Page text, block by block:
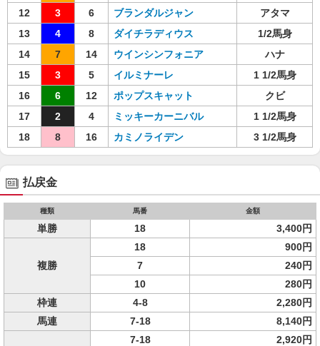
12
3 6 ブランダルジャン
アタマ
13
4 8 ダイチラディウス
1/2馬身
14
7 14 ウインシンフォニア
ハナ
15
3 5 イルミナーレ
1 1/2馬身
16
6 12 ポップスキャット
クビ
17
2 4 ミッキーカーニバル
1 1/2馬身
18
8 16 カミノライデン 3 1/2馬身
払戻金
種類 馬番 金額
単勝 18 3,400円
複勝
18
900円
7
240円
10
280円
枠連
4-8
2,280円
馬連
7-18 8,140円
7-18
2,920円